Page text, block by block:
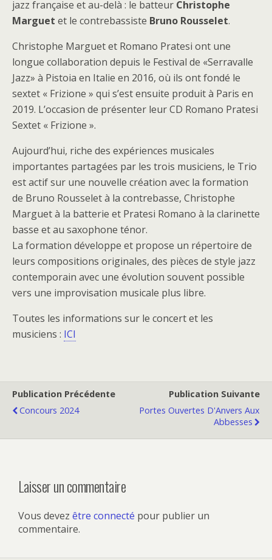
jazz française et au-delà : le batteur Christophe
Marguet et le contrebassiste Bruno Rousselet.
Christophe Marguet et Romano Pratesi ont une
longue collaboration depuis le Festival de «Serravalle
Jazz» à Pistoia en Italie en 2016, où ils ont fondé le
sextet « Frizione » qui s’est ensuite produit à Paris en
2019. L’occasion de présenter leur CD Romano Pratesi
Sextet « Frizione ».
Aujourd’hui, riche des expériences musicales
importantes partagées par les trois musiciens, le Trio
est actif sur une nouvelle création avec la formation
de Bruno Rousselet à la contrebasse, Christophe
Marguet à la batterie et Pratesi Romano à la clarinette
basse et au saxophone ténor.
La formation développe et propose un répertoire de
leurs compositions originales, des pièces de style jazz
contemporain avec une évolution souvent possible
vers une improvisation musicale plus libre.
Toutes les informations sur le concert et les
musiciens : ICI
Publication Précédente
Concours 2024
Publication Suivante
Portes Ouvertes D'Anvers Aux
Abbesses
Laisser un commentaire
Vous devez être connecté pour publier un
commentaire.